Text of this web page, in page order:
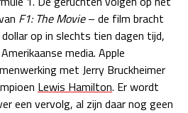
zo 21:00 - 23:00
za 05:00 - 06:00
zo 05:00 - 07:00
04 - 06 dec
za 15:00 - 16:00
F1: The Movie– de film bracht
op in slechts tien dagen tijd,
media. Apple
met Jerry Bruckheimer
Lewis Hamilton. Er wordt
een vervolg, al zijn daar nog geen